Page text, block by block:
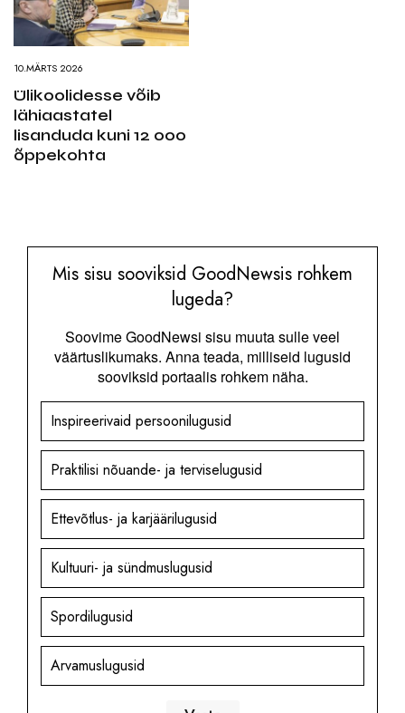
10.MÄRTS 2026
Ülikoolidesse võib
lähiaastatel
lisanduda kuni 12 000
õppekohta
Mis sisu sooviksid GoodNewsis rohkem
lugeda?
Soovime GoodNewsi sisu muuta sulle veel
väärtuslikumaks. Anna teada, milliseid lugusid
sooviksid portaalis rohkem näha.
Inspireerivaid persoonilugusid
Praktilisi nõuande- ja terviselugusid
Ettevõtlus- ja karjäärilugusid
Kultuuri- ja sündmuslugusid
Spordilugusid
Arvamuslugusid